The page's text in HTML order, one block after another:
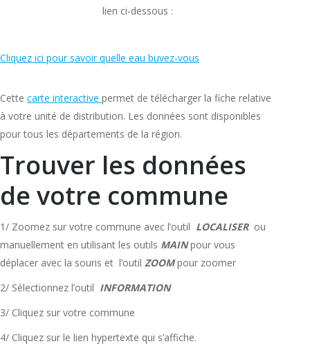
lien ci-dessous :
Cliquez ici pour savoir quelle eau buvez-vous
Cette carte interactive permet de télécharger la fiche relative
à votre unité de distribution. Les données sont disponibles
pour tous les départements de la région.
Trouver les données
de votre commune
1/ Zoomez sur votre commune avec l’outil LOCALISERou
manuellement en utilisant les outils MAINpour vous
déplacer avec la souris et l’outil ZOOMpour zoomer
2/ Sélectionnez l’outil INFORMATION
3/ Cliquez sur votre commune
4/ Cliquez sur le lien hypertexte qui s’affiche.